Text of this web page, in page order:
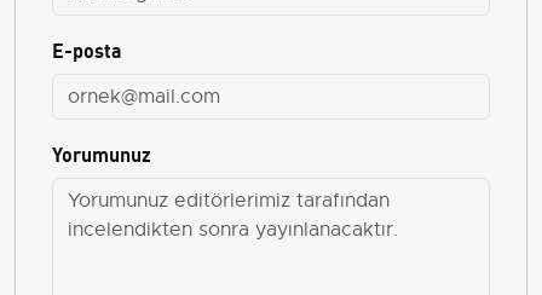
E-posta
Yorumunuz